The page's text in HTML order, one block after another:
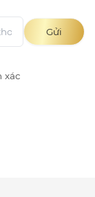
Gửi
xác